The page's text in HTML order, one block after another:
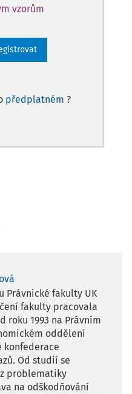
vzorům
předplatném ?
Právnické fakulty UK
fakulty pracovala
roku 1993 na Právním
oddělení
konfederace
Od studií se
problematiky
na odškodňování